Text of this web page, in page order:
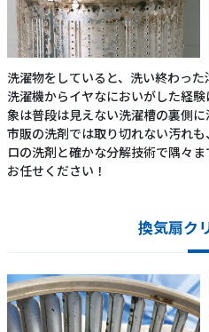
洗濯物をしていると、洗い終わっ
洗濯機からイヤなにおいがした経
象は普段は見えない洗濯槽の裏側
市販の洗剤では取り切れない汚れ
ロの洗剤と確かな分解技術で隅々
お任せください！
換気扇ク